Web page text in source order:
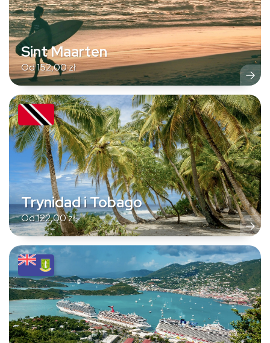
Sint Maarten
Od152,00zł
Trynidad i Tobago
Od122,00zł